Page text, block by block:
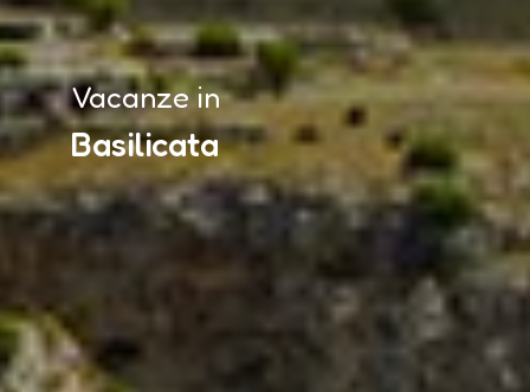
Vacanze in
Basilicata